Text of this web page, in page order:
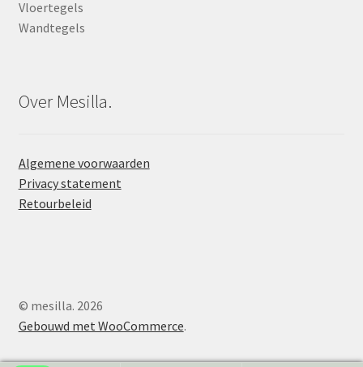
Vloertegels
Wandtegels
Over Mesilla.
Algemene voorwaarden
Privacy statement
Retourbeleid
© mesilla. 2026
Gebouwd met WooCommerce.